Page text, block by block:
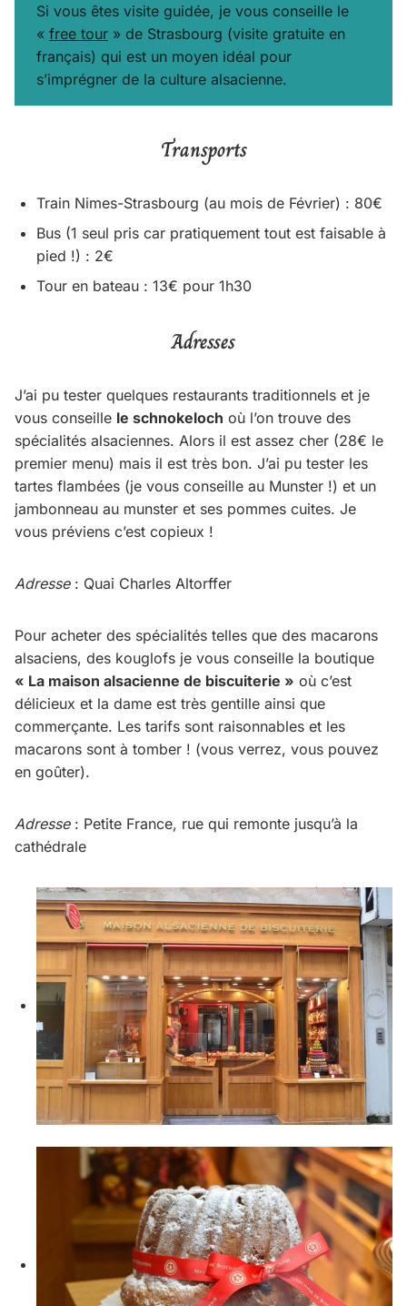
Si vous êtes visite guidée, je vous conseille le
« free tour » de Strasbourg (visite gratuite en
français) qui est un moyen idéal pour
s’imprégner de la culture alsacienne.
Transports
Train Nimes-Strasbourg (au mois de Février) : 80€
Bus (1 seul pris car pratiquement tout est faisable à
pied !) : 2€
Tour en bateau : 13€ pour 1h30
Adresses
J’ai pu tester quelques restaurants traditionnels et je
vous conseille le schnokeloch où l’on trouve des
spécialités alsaciennes. Alors il est assez cher (28€ le
premier menu) mais il est très bon. J’ai pu tester les
tartes flambées (je vous conseille au Munster !) et un
jambonneau au munster et ses pommes cuites. Je
vous préviens c’est copieux !
Adresse : Quai Charles Altorffer
Pour acheter des spécialités telles que des macarons
alsaciens, des kouglofs je vous conseille la boutique
« La maison alsacienne de biscuiterie » où c’est
délicieux et la dame est très gentille ainsi que
commerçante. Les tarifs sont raisonnables et les
macarons sont à tomber ! (vous verrez, vous pouvez
en goûter).
Adresse: Petite France, rue qui remonte jusqu’à la
cathédrale